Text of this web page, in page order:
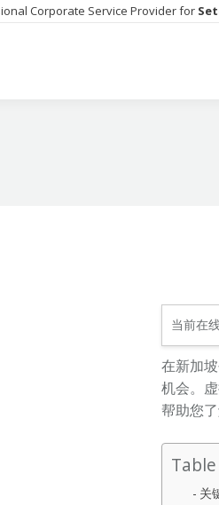
Corporate Service Provider for
当前在
在新加
机会。
帮助您
关